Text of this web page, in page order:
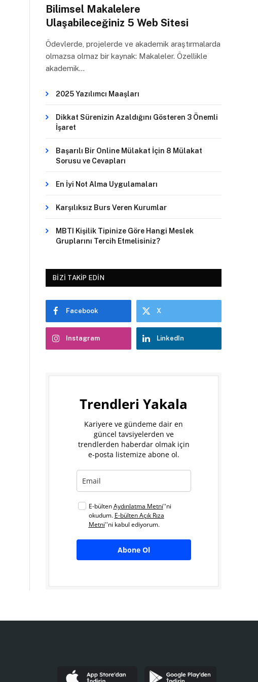
Bilimsel Makalelere
Ulaşabileceğiniz 5 Web Sitesi
Ödevlerde, projelerde ve akademik araştırmalarda
olmazsa olmaz bir kaynak: Makaleler. Özellikle
akademik…
2025 Yazılımcı Maaşları
Dikkat Sürenizin Azaldığını Gösteren 3 Önemli
İşaret
Başarılı Bir Online Mülakat İçin 8 Mülakat
Sorusu ve Cevapları
En İyi Not Alma Uygulamaları
Karşılıksız Burs Veren Kurumlar
MBTI Kişilik Tipinize Göre Hangi Meslek
Gruplarını Tercih Etmelisiniz?
BIZI TAKIP EDIN
Facebook X
Instagram LinkedIn
Trendleri Yakala
Kariyere ve gündeme dair en
güncel tavsiyelerden ve
trendlerden haberdar olmak için
e-posta listemize abone ol.
E-bültenAydınlatma Metni''ni
okudum. E-bülten Açık Rıza
Metni''ni kabul ediyorum.
Abone Ol